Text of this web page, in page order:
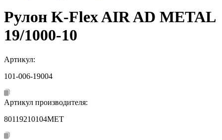
Рулон K-Flex AIR AD METAL
19/1000-10
Артикул:
101-006-19004
Артикул производителя:
80119210104MET